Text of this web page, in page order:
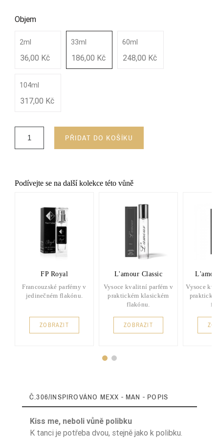
Objem
2ml
36,00 Kč
33ml
186,00 Kč
60ml
248,00 Kč
104ml
317,00 Kč
PŘIDAT DO KOŠÍKU
Podívejte se na další kolekce této vůně
FP Royal
Francouzské parfémy v
jedinečném flakónu.
ZOBRAZIT
L'amour Classic
Vysoce kvalitní parfém v
praktickém klasickém
flakónu.
ZOBRAZIT
Vysoce
Č.306/INSPIROVÁNO MEXX - MAN - POPIS
Kiss me, neboli vůně polibku
K tanci je potřeba dvou, stejně jako k polibku.